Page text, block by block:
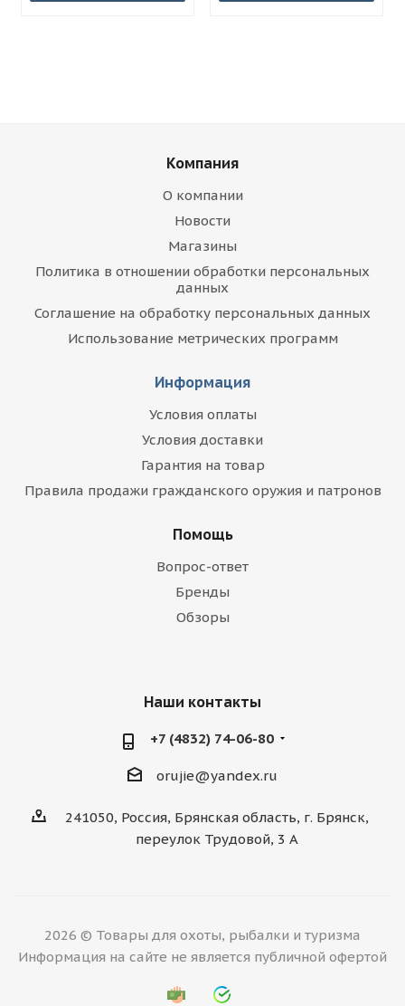
Компания
О компании
Новости
Магазины
Политика в отношении обработки персональных
данных
Соглашение на обработку персональных данных
Использование метрических программ
Информация
Условия оплаты
Условия доставки
Гарантия на товар
Правила продажи гражданского оружия и патронов
Помощь
Вопрос-ответ
Бренды
Обзоры
Наши контакты
+7 (4832) 74-06-80
orujie@yandex.ru
241050, Россия, Брянская область, г. Брянск,
переулок Трудовой, 3 А
2026 © Товары для охоты, рыбалки и туризма
Информация на сайте не является публичной офертой